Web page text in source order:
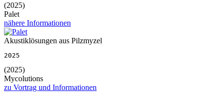
(2025)
Palet
nähere Informationen
Akustiklösungen aus Pilzmyzel
2025
(2025)
Mycolutions
zu Vortrag und Informationen